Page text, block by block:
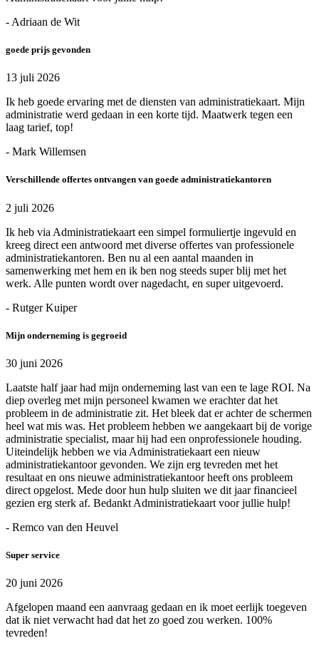
- Adriaan de Wit
goede prijs gevonden
13 juli 2026
Ik heb goede ervaring met de diensten van administratiekaart. Mijn
administratie werd gedaan in een korte tijd. Maatwerk tegen een
laag tarief, top!
- Mark Willemsen
Verschillende offertes ontvangen van goede administratiekantoren
2 juli 2026
Ik heb via Administratiekaart een simpel formuliertje ingevuld en
kreeg direct een antwoord met diverse offertes van professionele
administratiekantoren. Ben nu al een aantal maanden in
samenwerking met hem en ik ben nog steeds super blij met het
werk. Alle punten wordt over nagedacht, en super uitgevoerd.
- Rutger Kuiper
Mijn onderneming is gegroeid
30 juni 2026
Laatste half jaar had mijn onderneming last van een te lage ROI. Na
diep overleg met mijn personeel kwamen we erachter dat het
probleem in de administratie zit. Het bleek dat er achter de schermen
heel wat mis was. Het probleem hebben we aangekaart bij de vorige
administratie specialist, maar hij had een onprofessionele houding.
Uiteindelijk hebben we via Administratiekaart een nieuw
administratiekantoor gevonden. We zijn erg tevreden met het
resultaat en ons nieuwe administratiekantoor heeft ons probleem
direct opgelost. Mede door hun hulp sluiten we dit jaar financieel
gezien erg sterk af. Bedankt Administratiekaart voor jullie hulp!
- Remco van den Heuvel
Super service
20 juni 2026
Afgelopen maand een aanvraag gedaan en ik moet eerlijk toegeven
dat ik niet verwacht had dat het zo goed zou werken. 100%
tevreden!